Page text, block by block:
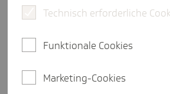
In Zeiten von Google, ChatGPT
wir leichter an
jemals zuvor. Doch der bloße
Gesundheitsinformationen reicht
3 Minuten Lesezeit
Technisch erforderliche
Funktionale Cookies
Marketing-Cookies